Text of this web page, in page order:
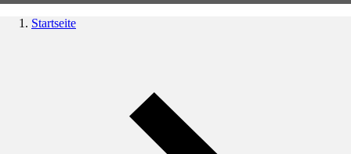
Startseite